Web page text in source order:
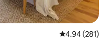
Calificación
4.94 (281)